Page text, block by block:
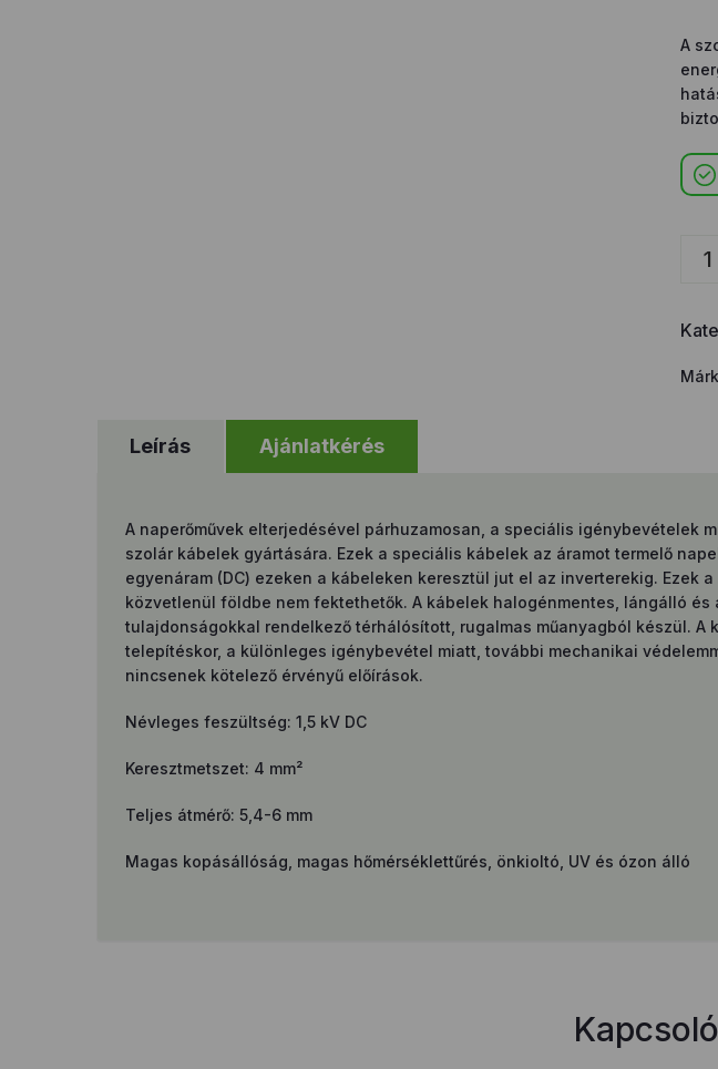
A
Solar
kábel
4
Leírás Ajánlatkérés
A naperőművek elterjedésével párhuzamosan, a speciális igénybevételek
szolár kábelek gyártására. Ezek a speciális kábelek az áramot termelő
egyenáram (DC) ezeken a kábeleken keresztül jut el az inverterekig.
közvetlenül földbe nem fektethetők. A kábelek halogénmentes, lángálló
tulajdonságokkal rendelkező térhálósított, rugalmas műanyagból készül.
telepítéskor, a különleges igénybevétel miatt, további mechanikai
nincsenek kötelező érvényű előírások.
Névleges feszültség: 1,5 kV DC
Keresztmetszet: 4 mm²
Teljes átmérő: 5,4-6 mm
Magas kopásállóság, magas hőmérséklettűrés, önkioltó, UV és ózon álló